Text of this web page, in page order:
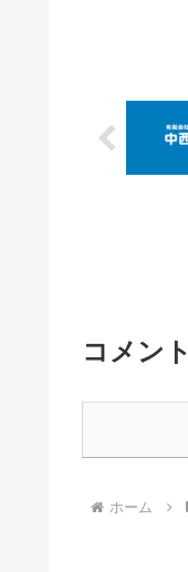
コメント
ホーム